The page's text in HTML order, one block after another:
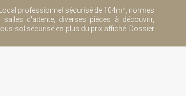
Local professionnel sécurisé de 104m², normes
d'attente, diverses pièces à découvrir,
sol sécurisé en plus du prix affiché. Dossier